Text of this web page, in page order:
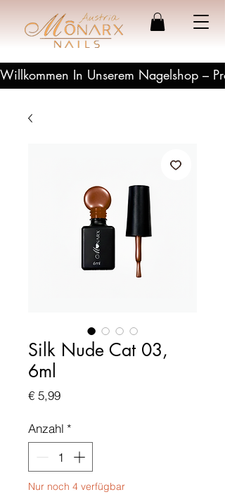
Willkommen In Unserem Nagelshop –
Silk Nude Cat 03,
6ml
€ 5,99Preis
Anzahl *
Nur noch 4 verfügbar